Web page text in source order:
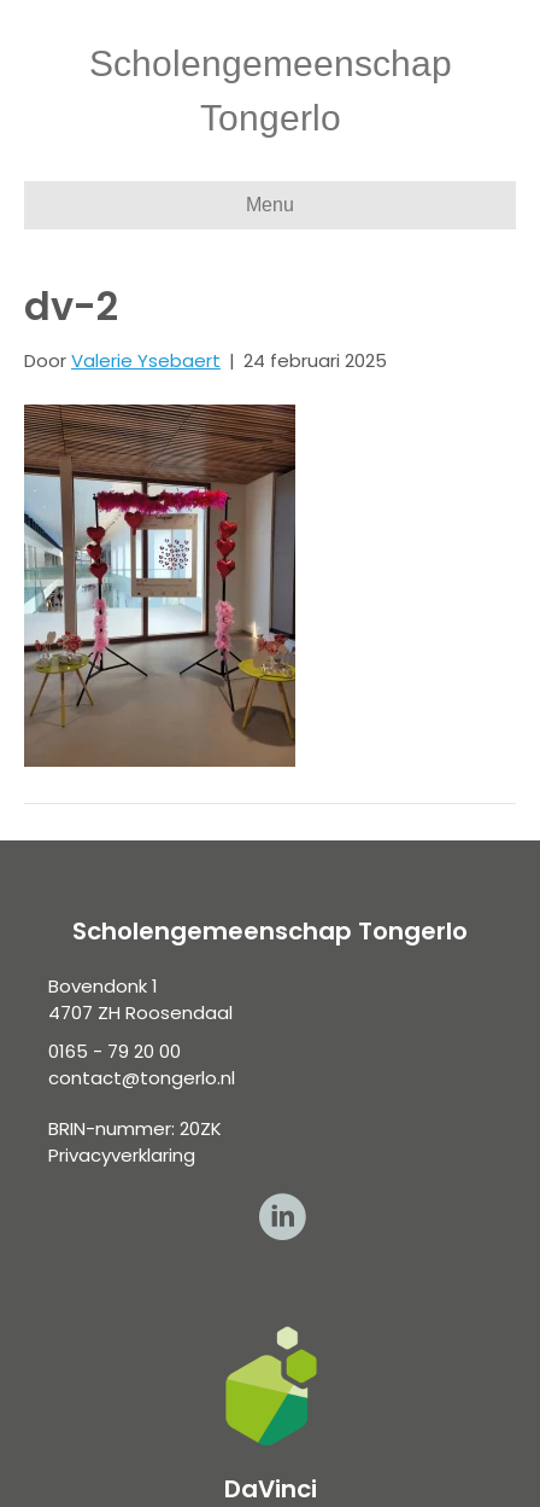
Scholengemeenschap
Tongerlo
Menu
dv-2
DoorValerie Ysebaert | 24 februari 2025
Scholengemeenschap Tongerlo
Bovendonk 1
4707 ZH Roosendaal
0165 - 79 20 00
contact@tongerlo.nl
BRIN-nummer: 20ZK
Privacyverklaring
DaVinci